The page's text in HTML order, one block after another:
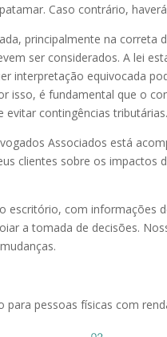
Caso contrário,
principalmente na correta
ser considerados. A lei
interpretação equivocada
isso, é fundamental que o
evitar contingências tributárias.
Associados está
clientes sobre os impactos
escritório, com informações
a tomada de decisões. N
pessoas físicas com